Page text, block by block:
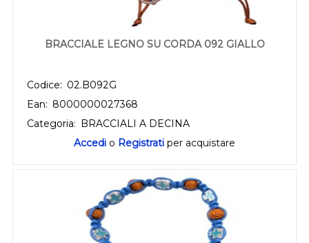
BRACCIALE LEGNO SU CORDA 092 GIALLO
Codice: 02.B092G
Ean: 8000000027368
Categoria: BRACCIALI A DECINA
Accedi o Registrati per acquistare